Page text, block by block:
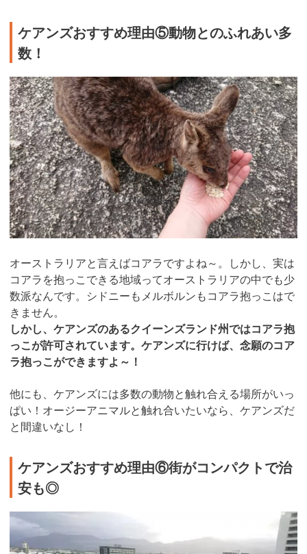
ケアンズおすすめ理由⑤動物とのふれあい多
数！
オーストラリアと言えばコアラですよね～。しかし、実は
コアラを抱っこできる地域ってオーストラリアの中でも少
数派なんです。シドニーもメルボルンもコアラ抱っこはで
きません。
しかし、ケアンズのあるクイーンズランド州ではコアラ抱
っこが許可されています。ケアンズに行けば、念願のコア
ラ抱っこができますよ～！
他にも、ケアンズには多数の動物と触れ合える場所がいっ
ぱい！オージーアニマルと触れ合いたいなら、ケアンズだ
と間違いなし！
ケアンズおすすめ理由⑥街がコンパクトで治
安も◎